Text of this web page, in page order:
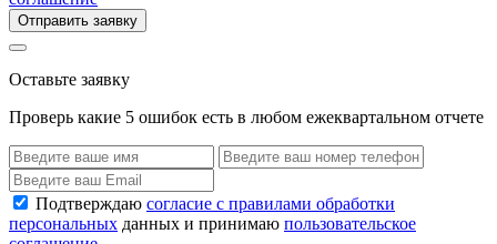
Отправить заявку
Оставьте заявку
Проверь какие 5 ошибок есть в любом ежеквартальном отчете
Подтверждаю согласие с правилами обработки
персональных данных и принимаю пользовательское